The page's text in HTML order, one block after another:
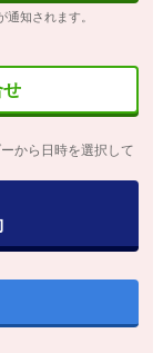
知されます。
せ
から日時を選択して